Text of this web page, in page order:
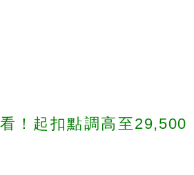
！起扣點調高至29,500